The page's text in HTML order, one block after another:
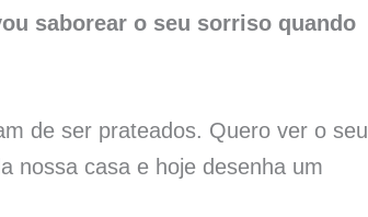
saborear o seu sorriso quando
de ser prateados. Quero ver o seu
nossa casa e hoje desenha um